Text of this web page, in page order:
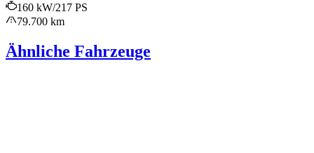
160 kW/217 PS
79.700 km
Ähnliche Fahrzeuge